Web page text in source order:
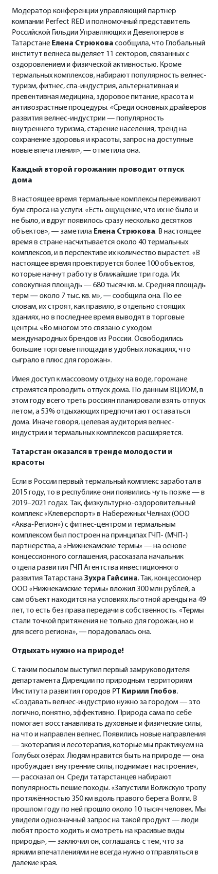
Модератор конференции управляющий партнер
компании Perfect RED и полномочный представитель
Российской Гильдии Управляющих и Девелоперов в
Татарстане Елена Стрюкова сообщила, что Глобальный
институт велнеса выделяет 11 секторов, связанных с
оздоровлением и физической активностью. Кроме
термальных комплексов, набирают популярность велнес-
туризм, фитнес, спа-индустрия, альтернативная и
превентивная медицина, здоровое питание, красота и
антивозрастные процедуры. «Среди основных драйверов
развития велнес-индустрии — популярность
внутреннего туризма, старение населения, тренд на
сохранение здоровья и красоты, запрос на доступные
новые впечатления», — отметила она.
Каждый второй горожанин проводит отпуск
дома
В настоящее время термальные комплексы переживают
бум спроса на услуги. «Есть ощущение, что их не было и
не было, и вдруг появилось сразу несколько десятков
объектов», — заметила Елена Стрюкова. В настоящее
время в стране насчитывается около 40 термальных
комплексов, и в перспективе их количество вырастет. «В
настоящее время проектируется более 100 объектов,
которые начнут работу в ближайшие три года. Их
совокупная площадь — 680 тысяч кв. м. Средняя площадь
терм — около 7 тыс. кв. м», — сообщила она. По ее
словам, их строят, как правило, в отдельно стоящих
зданиях, но в последнее время выводят в торговые
центры. «Во многом это связано с уходом
международных брендов из России. Освободились
большие торговые площади в удобных локациях, что
сыграло в плюс для горожан».
Имея доступ к массовому отдыху на воде, горожане
стремятся проводить отпуск дома. По данным ВЦИОМ, в
этом году всего треть россиян планировали взять отпуск
летом, а 53% отдыхающих предпочитают оставаться
дома. Иначе говоря, целевая аудитория велнес-
индустрии и термальных комплексов расширяется.
Татарстан оказался в тренде молодости и
красоты
Если в России первый термальный комплекс заработал в
2015 году, то в республике они появились чуть позже — в
2019–2021 годах. Так, физкультурно-оздоровительный
комплекс «Клеверспорт» в Набережных Челнах (ООО
«Аква-Регион») с фитнес-центром и термальным
комплексом был построен на принципах ГЧП- (МЧП-)
партнерства, а «Нижнекамские термы» — на основе
концессионного соглашения, рассказала начальник
отдела развития ГЧП Агентства инвестиционного
развития ТатарстанаЗухра Гайсина. Так, концессионер
ООО «Нижнекамские термы» вложил 300 млн рублей, а
сам объект находится на условиях льготной аренды на 49
лет, то есть без права передачи в собственность. «Термы
стали точкой притяжения не только для горожан, но и
для всего региона», — порадовалась она.
Отдыхать нужно на природе!
С таким посылом выступил первый замруководителя
департамента Дирекции по природным территориям
Института развития городов РТ Кирилл Глобов.
«Создавать велнес-индустрию нужно за городом — это
логично, понятно, эффективно. Природа сама по себе
помогает восстанавливать духовные и физические силы,
на что и направлен велнес. Появились новые направления
— экотерапия и лесотерапия, которые мы практикуем на
Голубых озёрах. Людям нравится быть на природе — она
пробуждает внутренние силы, поднимает настроение»,
— рассказал он. Среди татарстанцев набирают
популярность пешие походы. «Запустили Волжскую тропу
протяжённостью 350 км вдоль правого берега Волги. В
прошлом году по ней прошло около 10 тысяч человек. Мы
увидели однозначный запрос на такой продукт — люди
любят просто ходить и смотреть на красивые виды
природы», — заключил он, соглашаясь с тем, что за
яркими впечатлениями не всегда нужно отправляться в
далекие края.